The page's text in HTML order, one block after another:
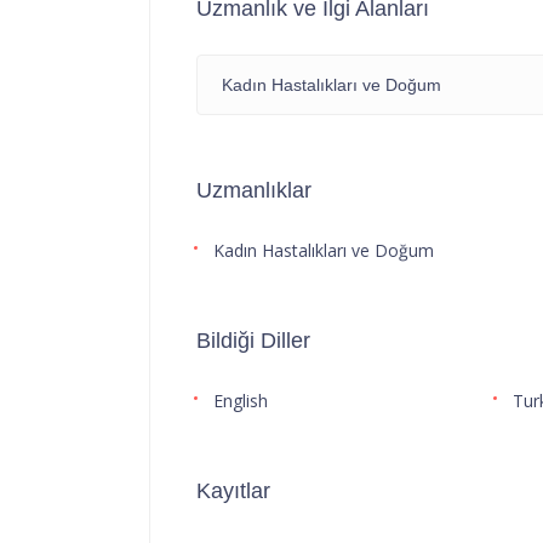
Uzmanlık ve İlgi Alanları
Kadın Hastalıkları ve Doğum
Uzmanlıklar
Kadın Hastalıkları ve Doğum
Bildiği Diller
English
Kayıtlar